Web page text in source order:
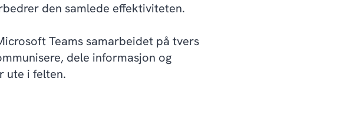
den samlede effektiviteten.
Teams samarbeidet på tvers
dele informasjon og
ute i felten.